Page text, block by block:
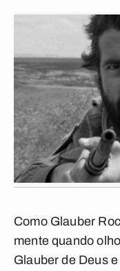
Como Glauber
mente quando
Glauber de Deus